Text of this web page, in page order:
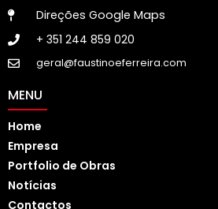
Direções Google Maps
+ 351 244 859 020
geral@faustinoeferreira.com
MENU
Home
Empresa
Portfolio de Obras
Notícias
Contactos